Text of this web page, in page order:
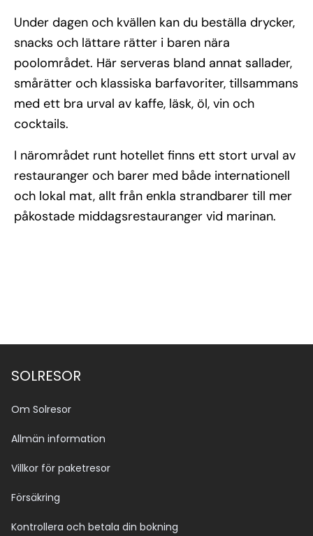
Under dagen och kvällen kan du beställa drycker,
snacks och lättare rätter i baren nära
poolområdet. Här serveras bland annat sallader,
smårätter och klassiska barfavoriter, tillsammans
med ett bra urval av kaffe, läsk, öl, vin och
cocktails.
I närområdet runt hotellet finns ett stort urval av
restauranger och barer med både internationell
och lokal mat, allt från enkla strandbarer till mer
påkostade middagsrestauranger vid marinan.
SOLRESOR
Om Solresor
Allmän information
Villkor för paketresor
Försäkring
Kontrollera och betala din bokning